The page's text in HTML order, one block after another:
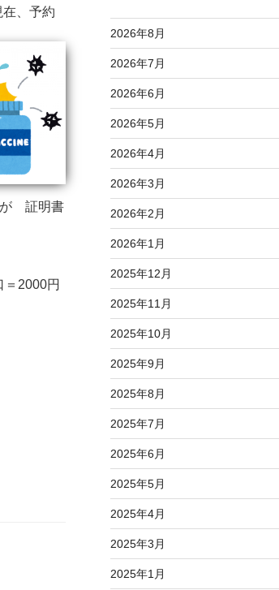
在、予約
が 証明書
2000円
2026年8月
2026年7月
2026年6月
2026年5月
2026年4月
2026年3月
2026年2月
2026年1月
2025年12月
2025年11月
2025年10月
2025年9月
2025年8月
2025年7月
2025年6月
2025年5月
2025年4月
2025年3月
2025年1月